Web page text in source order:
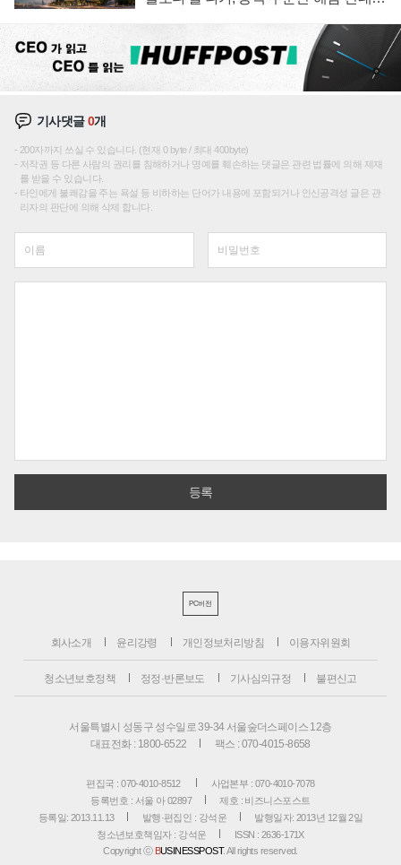
기사댓글0개
200자까지 쓰실 수 있습니다. (현재 0 byte / 최대 400byte)
저작권 등 다른 사람의 권리를 침해하거나 명예를 훼손하는 댓글은 관련 법률에 의해 제재
를 받을 수 있습니다.
타인에게 불쾌감을 주는 욕설 등 비하하는 단어가 내용에 포함되거나 인신공격성 글은 관
리자의 판단에 의해 삭제 합니다.
PC버전
회사소개 윤리강령 개인정보처리방침 이용자위원회
청소년보호정책 정정·반론보도 기사심의규정 불편신고
서울특별시 성동구 성수일로 39-34 서울숲더스페이스 12층
대표전화 : 1800-6522
팩스 : 070-4015-8658
편집국 : 070-4010-8512
사업본부 : 070-4010-7078
등록번호 : 서울 아 02897
제호 : 비즈니스포스트
등록일: 2013.11.13
발행·편집인 : 강석운
발행일자: 2013년 12월 2일
청소년보호책임자 : 강석운
ISSN : 2636-171X
Copyright ⓒ BUSINESSPOST. All rights reserved.